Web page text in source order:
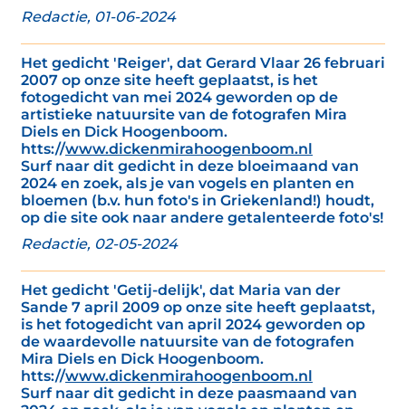
Redactie, 01-06-2024
Het gedicht 'Reiger', dat Gerard Vlaar 26 februari
2007 op onze site heeft geplaatst, is het
fotogedicht van mei 2024 geworden op de
artistieke natuursite van de fotografen Mira
Diels en Dick Hoogenboom.
htts://www.dickenmirahoogenboom.nl
Surf naar dit gedicht in deze bloeimaand van
2024 en zoek, als je van vogels en planten en
bloemen (b.v. hun foto's in Griekenland!) houdt,
op die site ook naar andere getalenteerde foto's!
Redactie, 02-05-2024
Het gedicht 'Getij-delijk', dat Maria van der
Sande 7 april 2009 op onze site heeft geplaatst,
is het fotogedicht van april 2024 geworden op
de waardevolle natuursite van de fotografen
Mira Diels en Dick Hoogenboom.
htts://www.dickenmirahoogenboom.nl
Surf naar dit gedicht in deze paasmaand van